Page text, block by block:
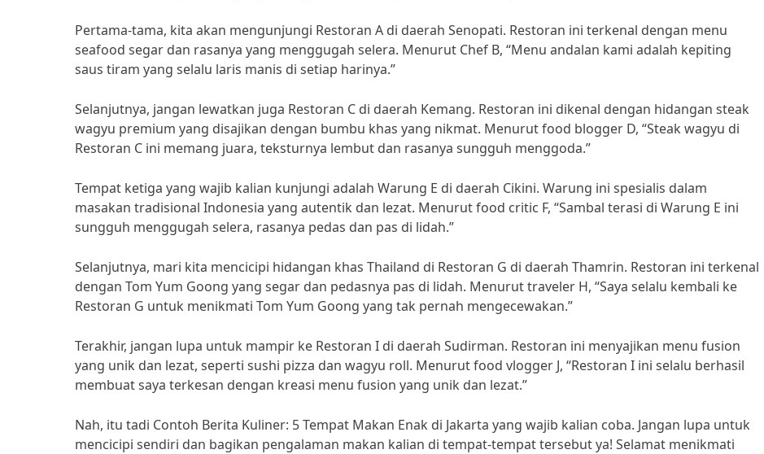
Pertama-tama, kita akan mengunjungi Restoran A di daerah Senopati. Restoran ini terkenal dengan menu
seafood segar dan rasanya yang menggugah selera. Menurut Chef B, “Menu andalan kami adalah kepiting
saus tiram yang selalu laris manis di setiap harinya.”
Selanjutnya, jangan lewatkan juga Restoran C di daerah Kemang. Restoran ini dikenal dengan hidangan steak
wagyu premium yang disajikan dengan bumbu khas yang nikmat. Menurut food blogger D, “Steak wagyu di
Restoran C ini memang juara, teksturnya lembut dan rasanya sungguh menggoda.”
Tempat ketiga yang wajib kalian kunjungi adalah Warung E di daerah Cikini. Warung ini spesialis dalam
masakan tradisional Indonesia yang autentik dan lezat. Menurut food critic F, “Sambal terasi di Warung E ini
sungguh menggugah selera, rasanya pedas dan pas di lidah.”
Selanjutnya, mari kita mencicipi hidangan khas Thailand di Restoran G di daerah Thamrin. Restoran ini terkenal
dengan Tom Yum Goong yang segar dan pedasnya pas di lidah. Menurut traveler H, “Saya selalu kembali ke
Restoran G untuk menikmati Tom Yum Goong yang tak pernah mengecewakan.”
Terakhir, jangan lupa untuk mampir ke Restoran I di daerah Sudirman. Restoran ini menyajikan menu fusion
yang unik dan lezat, seperti sushi pizza dan wagyu roll. Menurut food vlogger J, “Restoran I ini selalu berhasil
membuat saya terkesan dengan kreasi menu fusion yang unik dan lezat.”
Nah, itu tadi Contoh Berita Kuliner: 5 Tempat Makan Enak di Jakarta yang wajib kalian coba. Jangan lupa untuk
mencicipi sendiri dan bagikan pengalaman makan kalian di tempat-tempat tersebut ya! Selamat menikmati